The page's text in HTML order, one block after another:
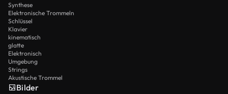
Synthese
Elektronische Trommeln
Schlüssel
Klavier
kinematisch
glatte
Elektronisch
Umgebung
Strings
Akustische Trommel
Bilder